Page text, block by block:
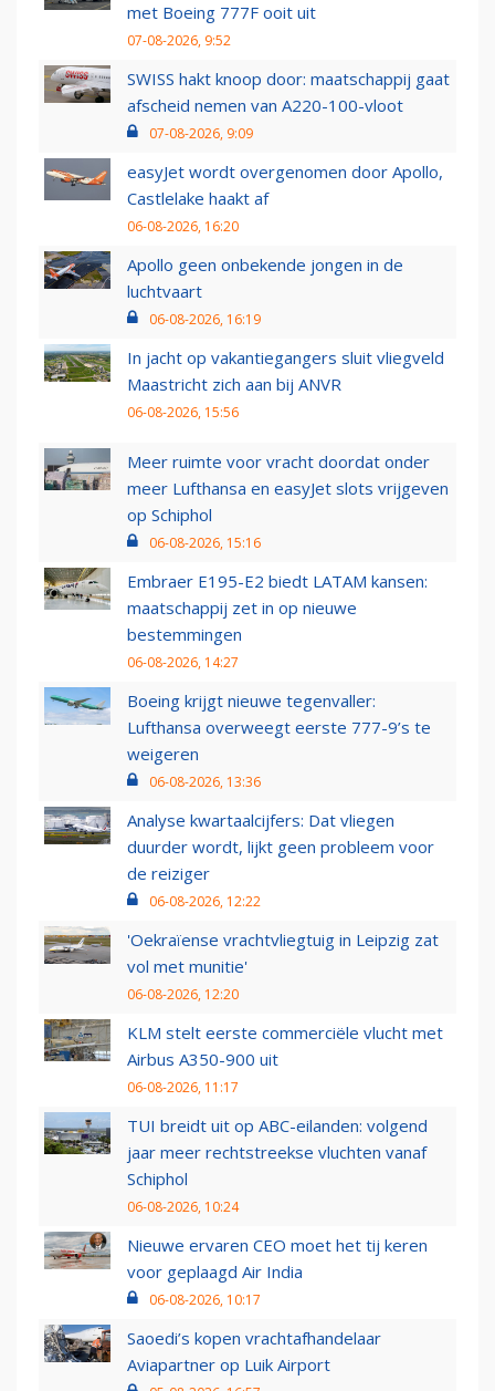
met Boeing 777F ooit uit
07-08-2026, 9:52
SWISS hakt knoop door: maatschappij gaat
afscheid nemen van A220-100-vloot
07-08-2026, 9:09
easyJet wordt overgenomen door Apollo,
Castlelake haakt af
06-08-2026, 16:20
Apollo geen onbekende jongen in de
luchtvaart
06-08-2026, 16:19
In jacht op vakantiegangers sluit vliegveld
Maastricht zich aan bij ANVR
06-08-2026, 15:56
Meer ruimte voor vracht doordat onder
meer Lufthansa en easyJet slots vrijgeven
op Schiphol
06-08-2026, 15:16
Embraer E195-E2 biedt LATAM kansen:
maatschappij zet in op nieuwe
bestemmingen
06-08-2026, 14:27
Boeing krijgt nieuwe tegenvaller:
Lufthansa overweegt eerste 777-9’s te
weigeren
06-08-2026, 13:36
Analyse kwartaalcijfers: Dat vliegen
duurder wordt, lijkt geen probleem voor
de reiziger
06-08-2026, 12:22
'Oekraïense vrachtvliegtuig in Leipzig zat
vol met munitie'
06-08-2026, 12:20
KLM stelt eerste commerciële vlucht met
Airbus A350-900 uit
06-08-2026, 11:17
TUI breidt uit op ABC-eilanden: volgend
jaar meer rechtstreekse vluchten vanaf
Schiphol
06-08-2026, 10:24
Nieuwe ervaren CEO moet het tij keren
voor geplaagd Air India
06-08-2026, 10:17
Saoedi’s kopen vrachtafhandelaar
Aviapartner op Luik Airport